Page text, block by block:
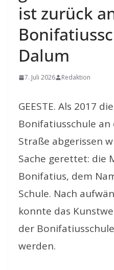
ist zurück
Dalum
7. Juli 2026 Redaktion
GEESTE. Als 2017
Bonifatiusschule
Straße abgerissen
Sache gerettet: die
Bonifatius, dem
Schule. Nach
konnte das
der
werden.